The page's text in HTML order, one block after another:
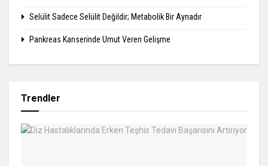
Selülit Sadece Selülit Değildir; Metabolik Bir Aynadır
Pankreas Kanserinde Umut Veren Gelişme
Trendler